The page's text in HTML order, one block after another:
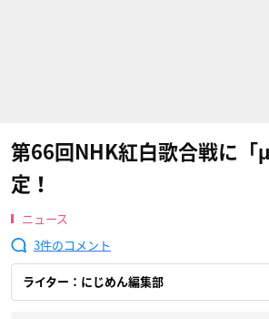
第66回NHK紅白歌合戦に「
定！
ニュース
3
ライター：にじめん編集部